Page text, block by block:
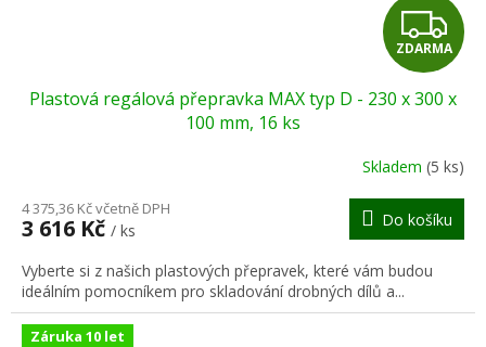
Z
D
A
R
M
A
ZDARMA
Plastová regálová přepravka MAX typ D - 230 x 300 x
100 mm, 16 ks
Skladem (5 ks)
4 375,36 Kč včetně DPH
3 616 Kč / ks
Do košíku
Vyberte si z našich plastových přepravek, které vám budou
ideálním pomocníkem pro skladování drobných dílů a...
Záruka 10 let